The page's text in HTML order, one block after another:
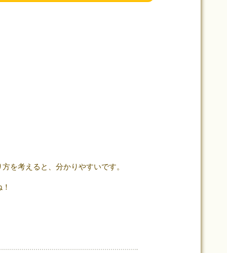
を考えると、分かりやすいです。